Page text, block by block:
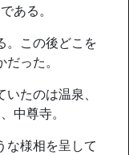
ある。
。この後どこを
った。
たのは温泉、
中尊寺。
な様相を呈して